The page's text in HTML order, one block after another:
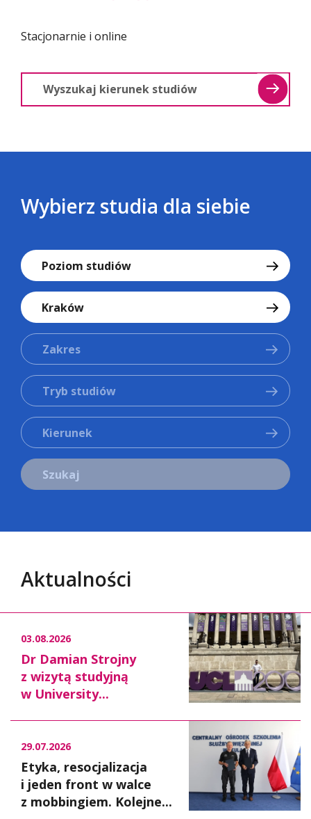
Więcej informacji
Stacjonarnie i online
Zapisz się na seminarium
Wybierz studia dla siebie
Poziom studiów
Kraków
Zakres
Tryb studiów
Kierunek
Szukaj
Aktualności
03.08.2026
Dr Damian Strojny
z wizytą studyjną
w University...
29.07.2026
Etyka, resocjalizacja
i jeden front w walce
z mobbingiem. Kolejne...